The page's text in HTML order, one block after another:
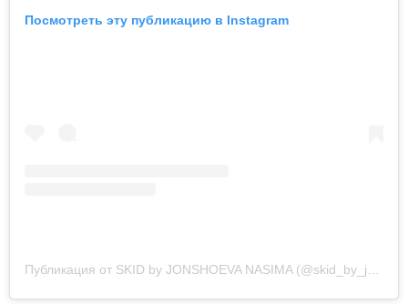
Посмотреть эту публикацию в Instagram
Публикация от SKID by JONSHOEVA NASIMA (@skid_by_jonshoeva)